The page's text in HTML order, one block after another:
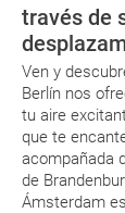
través de
Ven y
Berlín nos
tu aire
que te
acompañada
de
Ámsterdam